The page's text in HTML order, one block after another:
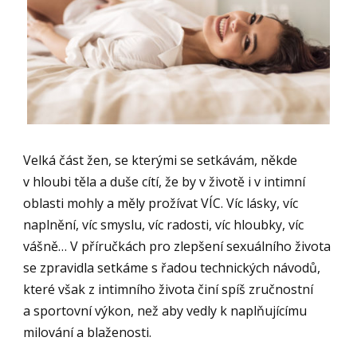
Velká část žen, se kterými se setkávám, někde
v hloubi těla a duše cítí, že by v životě i v intimní
oblasti mohly a měly prožívat VÍC. Víc lásky, víc
naplnění, víc smyslu, víc radosti, víc hloubky, víc
vášně… V příručkách pro zlepšení sexuálního života
se zpravidla setkáme s řadou technických návodů,
které však z intimního života činí spíš zručnostní
a sportovní výkon, než aby vedly k naplňujícímu
milování a blaženosti.